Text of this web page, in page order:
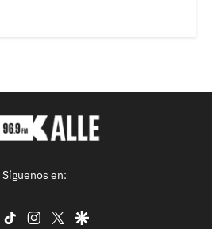
Síguenos en:
facebook
tiktok instagram
twittergoogle